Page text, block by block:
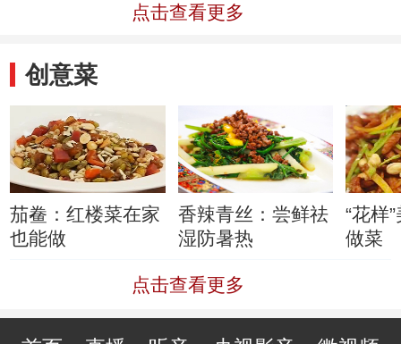
点击查看更多
创意菜
茄鲞：红楼菜在家
也能做
香辣青丝：尝鲜祛
湿防暑热
“花样
做菜
点击查看更多